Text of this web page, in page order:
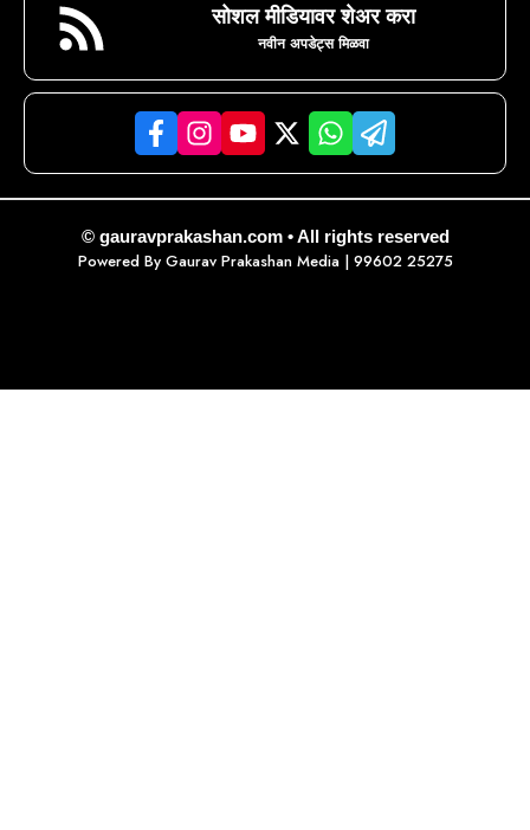
सोशल मीडियावर शेअर करा
नवीन अपडेट्स मिळवा
© gauravprakashan.com • All rights reserved
Powered By Gaurav Prakashan Media| 99602 25275